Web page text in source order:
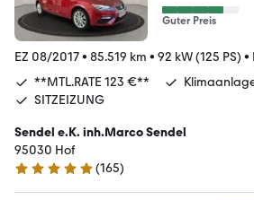
Guter Preis
EZ 08/2017• 85.519 km • 92 kW (125 PS) •
**MTL.RATE 123 €**
SITZEIZUNG
Sendel e.K. inh.Marco Sendel
95030 Hof
4.8 Sterne
(165)